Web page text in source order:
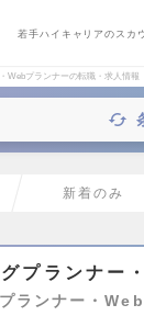
若手ハイキャリアのスカ
Webプランナーの転職・求人情報
新着のみ
プランナー
ランナー・